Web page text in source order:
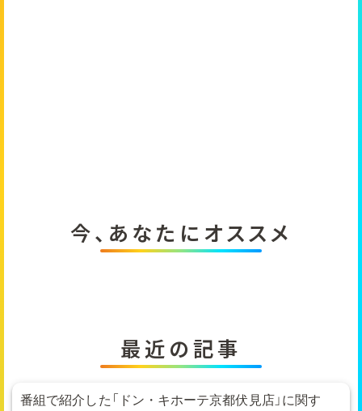
今、あなたにオススメ
最近の記事
番組で紹介した「ドン・キホーテ京都伏見店」に関す